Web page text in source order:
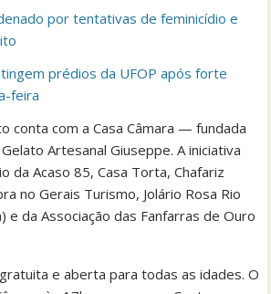
por tentativas de feminicídio e
prédios da UFOP após forte
feira
conta com a Casa Câmara — fundada
Artesanal Giuseppe. A iniciativa
da Acaso 85, Casa Torta, Chafariz
no Gerais Turismo, Jolário Rosa Rio
e da Associação das Fanfarras de Ouro
e aberta para todas as idades. O